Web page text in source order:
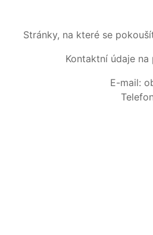
Stránky, na které se
Kontaktní údaje
E-mail: